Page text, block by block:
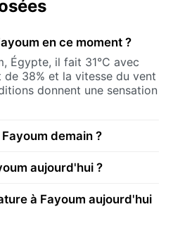
en ce moment ?
Égypte, il fait 31°C avec
de 38% et la vitesse du vent
donnent une sensation
demain ?
aujourd'hui ?
à Fayoum aujourd'hui